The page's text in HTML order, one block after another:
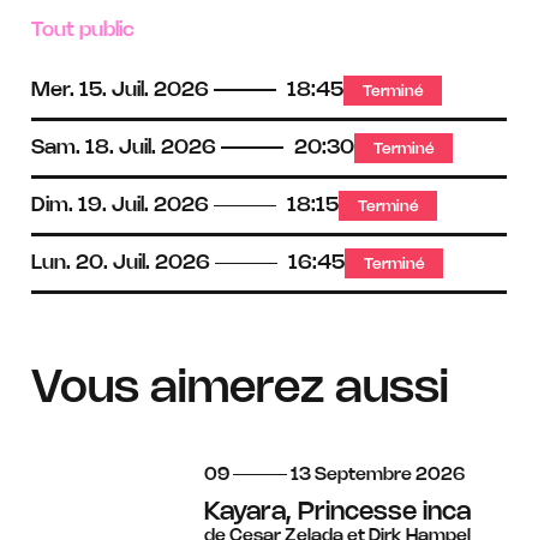
Tout public
Mer. 15. Juil. 2026 18:45 Terminé
Sam. 18. Juil. 2026 20:30 Terminé
Dim. 19. Juil. 2026 18:15 Terminé
Lun. 20. Juil. 2026 16:45 Terminé
Vous aimerez aussi
du
09 au
13 septembre
Septembre 2026
Kayara, Princesse inca
de Cesar Zelada et Dirk Hampel